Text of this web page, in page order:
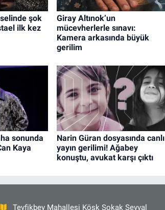
şok
ilk kez
Giray Altınok’un
mücevherlerle sınavı:
Kamera arkasında büyük
gerilim
sonunda
Kaya
Narin Güran dosyasında canlı
yayın gerilimi! Ağabey
konuştu, avukat karşı çıktı
Tevfikbey Mahallesi Köşk Sokak Şevval